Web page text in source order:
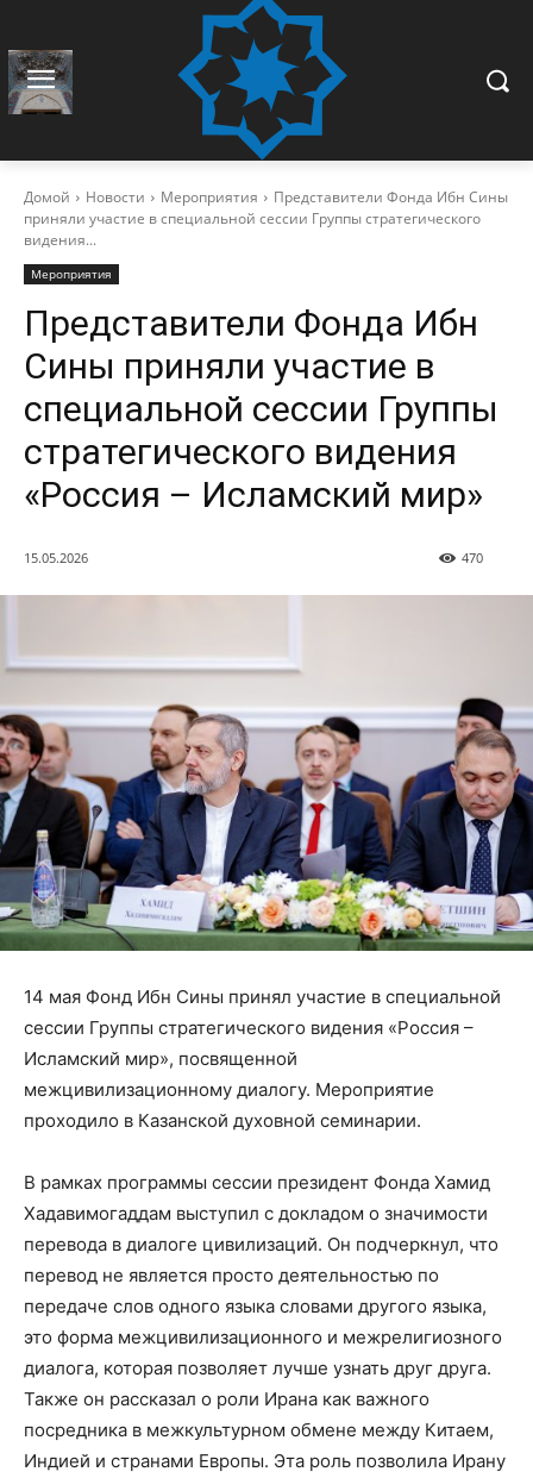
Домой Новости Мероприятия
Представители Фонда Ибн Сины
приняли участие в специальной сессии Группы стратегического
видения...
Мероприятия
Представители Фонда Ибн
Сины приняли участие в
специальной сессии Группы
стратегического видения
«Россия – Исламский мир»
15.05.2026 470
14 мая Фонд Ибн Сины принял участие в специальной
сессии Группы стратегического видения «Россия –
Исламский мир», посвященной
межцивилизационному диалогу. Мероприятие
проходило в Казанской духовной семинарии.
В рамках программы сессии президент Фонда Хамид
Хадавимогаддам выступил с докладом о значимости
перевода в диалоге цивилизаций. Он подчеркнул, что
перевод не является просто деятельностью по
передаче слов одного языка словами другого языка,
это форма межцивилизационного и межрелигиозного
диалога, которая позволяет лучше узнать друг друга.
Также он рассказал о роли Ирана как важного
посредника в межкультурном обмене между Китаем,
Индией и странами Европы. Эта роль позволила Ирану